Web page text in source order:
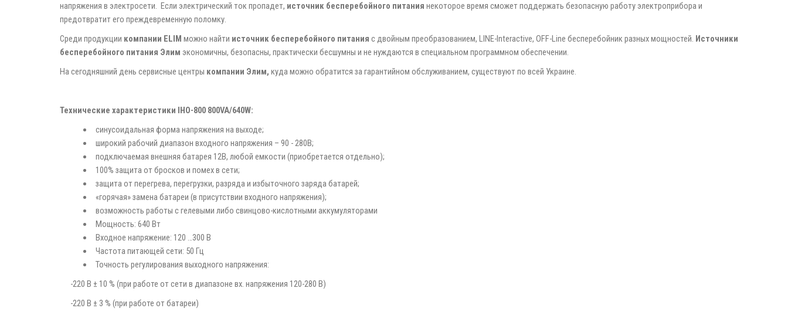
напряжения в электросети. Если электрический ток пропадет, источник бесперебойного питания некоторое время сможет поддержать безопасную работу электроприбора и
предотвратит его преждевременную поломку.
Среди продукции компании ELIM можно найти источник бесперебойного питания с двойным преобразованием, LINE-Interactive, OFF-Line бесперебойник разных мощностей. Источники
бесперебойного питания Элим экономичны, безопасны, практически бесшумны и не нуждаются в специальном программном обеспечении.
На сегодняшний день сервисные центры компании Элим, куда можно обратится за гарантийном обслуживанием, существуют по всей Украине.
Технические характеристики ІНО-800 800VA/640W:
синусоидальная форма напряжения на выходе;
широкий рабочий диапазон входного напряжения – 90 - 280В;
подключаемая внешняя батарея 12В, любой емкости (приобретается отдельно);
100% защита от бросков и помех в сети;
защита от перегрева, перегрузки, разряда и избыточного заряда батарей;
«горячая» замена батареи (в присутствии входного напряжения);
возможность работы с гелевыми либо свинцово-кислотными аккумуляторами
Мощность: 640 Вт
Входное напряжение: 120 …300 В
Частота питающей сети: 50 Гц
Точность регулирования выходного напряжения:
-220 В ± 10 % (при работе от сети в диапазоне вх. напряжения 120-280 В)
-220 В ± 3 % (при работе от батареи)